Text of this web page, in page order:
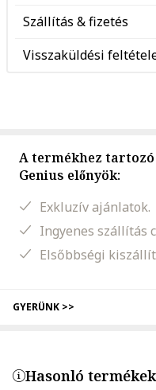
Szállítás & fizetés
Visszaküldési
A termékhez tartozó
Genius előnyök:
Exkluzív ajánlatok.
Ingyenes szállítás
Elsőbbségi
GYERÜNK >>
Hasonló termékek